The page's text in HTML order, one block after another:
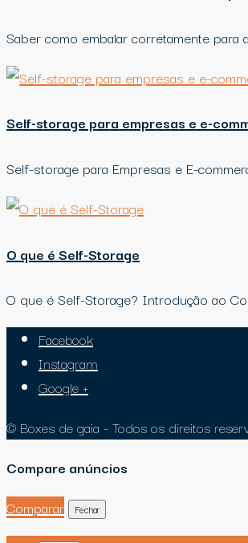
Saber como embalar corretamente
Self-storage para empresas e e-
Self-storage para Empresas e E-
O que é Self-Storage
O que é Self-Storage? Introdução ao
Facebook
Instagram
Google +
© Boxes de gaia - Todos os direitos
Compare anúncios
Comparar
Fechar